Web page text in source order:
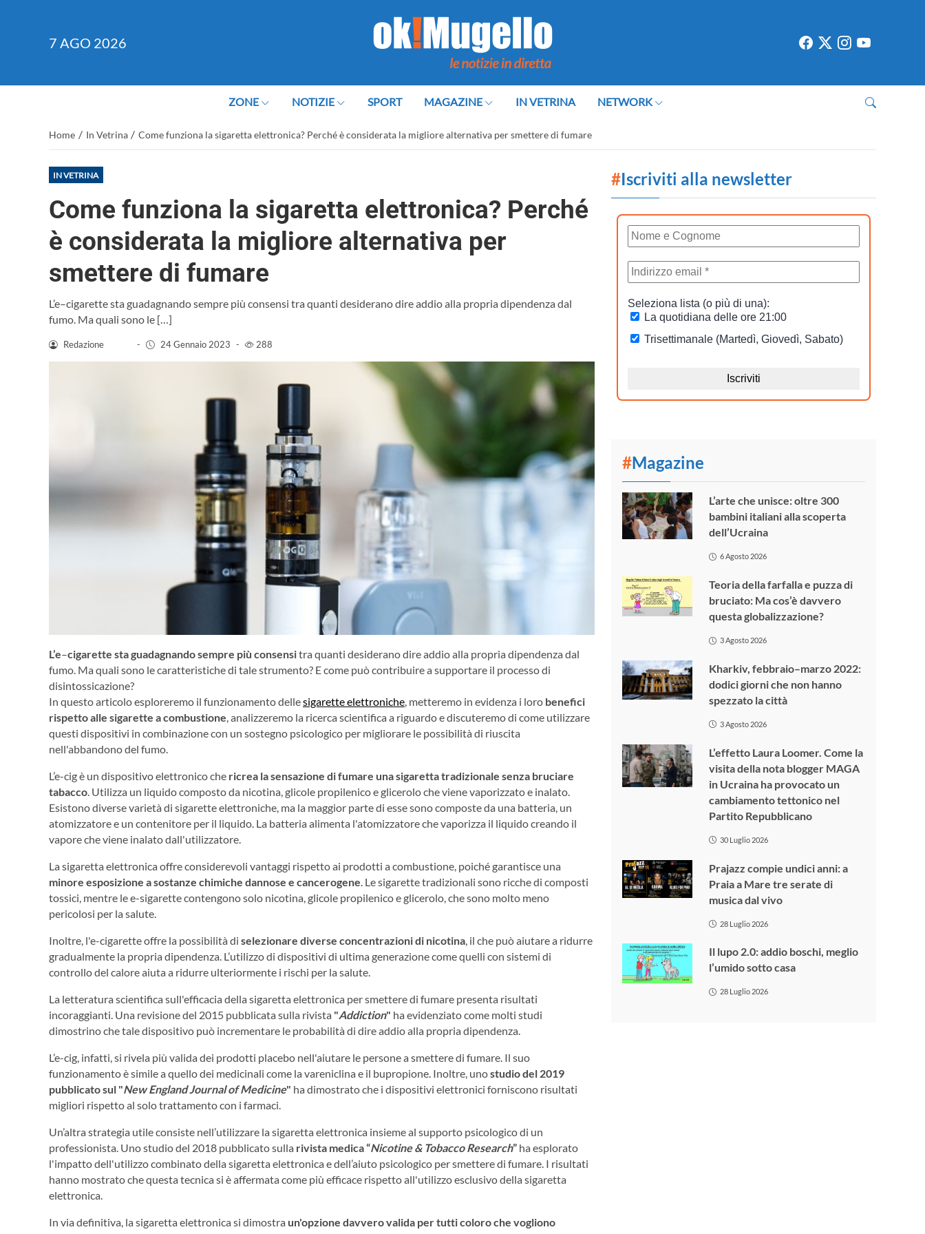
7 AGO 2026
ZONE NOTIZIE SPORT MAGAZINE IN VETRINA NETWORK
Home / In Vetrina / Come funziona la sigaretta elettronica? Perché è considerata la migliore alternativa per smettere di fumare
IN VETRINA
Come funziona la sigaretta elettronica? Perché
è considerata la migliore alternativa per
smettere di fumare
L’e–cigarette sta guadagnando sempre più consensi tra quanti desiderano dire addio alla propria dipendenza dal
fumo. Ma quali sono le […]
Redazione - 24 Gennaio 2023 - 288
L’e–cigarette sta guadagnando sempre più consensitra quanti desiderano dire addio alla propria dipendenza dal
fumo. Ma quali sono le caratteristiche di tale strumento? E come può contribuire a supportare il processo di
disintossicazione?
In questo articolo esploreremo il funzionamento dellesigarette elettroniche , metteremo in evidenza i loro benefici
rispetto alle sigarette a combustione , analizzeremo la ricerca scientifica a riguardo e discuteremo di come utilizzare
questi dispositivi in combinazione con un sostegno psicologico per migliorare le possibilità di riuscita
nell'abbandono del fumo.
L’e-cig è un dispositivo elettronico che ricrea la sensazione di fumare una sigaretta tradizionale senza bruciare
tabacco . Utilizza un liquido composto da nicotina, glicole propilenico e glicerolo che viene vaporizzato e inalato.
Esistono diverse varietà di sigarette elettroniche, ma la maggior parte di esse sono composte da una batteria, un
atomizzatore e un contenitore per il liquido. La batteria alimenta l'atomizzatore che vaporizza il liquido creando il
vapore che viene inalato dall'utilizzatore.
La sigaretta elettronica offre considerevoli vantaggi rispetto ai prodotti a combustione, poiché garantisce una
minore esposizione a sostanze chimiche dannose e cancerogene . Le sigarette tradizionali sono ricche di composti
tossici, mentre le e-sigarette contengono solo nicotina, glicole propilenico e glicerolo, che sono molto meno
pericolosi per la salute.
Inoltre, l'e-cigarette offre la possibilità di selezionare diverse concentrazioni di nicotina , il che può aiutare a ridurre
gradualmente la propria dipendenza. L’utilizzo di dispositivi di ultima generazione come quelli con sistemi di
controllo del calore aiuta a ridurre ulteriormente i rischi per la salute.
La letteratura scientifica sull'efficacia della sigaretta elettronica per smettere di fumare presenta risultati
incoraggianti. Una revisione del 2015 pubblicata sulla rivista "Addiction" ha evidenziato come molti studi
dimostrino che tale dispositivo può incrementare le probabilità di dire addio alla propria dipendenza.
L’e-cig, infatti, si rivela più valida dei prodotti placebo nell'aiutare le persone a smettere di fumare. Il suo
funzionamento è simile a quello dei medicinali come la vareniclina e il bupropione. Inoltre, unostudio del 2019
pubblicato sul "New England Journal of Medicine" ha dimostrato che i dispositivi elettronici forniscono risultati
migliori rispetto al solo trattamento con i farmaci.
Un’altra strategia utile consiste nell’utilizzare la sigaretta elettronica insieme al supporto psicologico di un
professionista. Uno studio del 2018 pubblicato sulla rivista medica “Nicotine & Tobacco Research” ha esplorato
l'impatto dell'utilizzo combinato della sigaretta elettronica e dell’aiuto psicologico per smettere di fumare. I risultati
hanno mostrato che questa tecnica si è affermata come più efficace rispetto all'utilizzo esclusivo della sigaretta
elettronica.
In via definitiva, la sigaretta elettronica si dimostra un'opzione davvero valida per tutti coloro che vogliono
#Iscriviti alla newsletter
#Magazine
L’arte che unisce: oltre 300
bambini italiani alla scoperta
dell’Ucraina
6 Agosto 2026
Teoria della farfalla e puzza di
bruciato: Ma cos’è davvero
questa globalizzazione?
3 Agosto 2026
Kharkiv, febbraio–marzo 2022:
dodici giorni che non hanno
spezzato la città
3 Agosto 2026
L’effetto Laura Loomer. Come la
visita della nota blogger MAGA
in Ucraina ha provocato un
cambiamento tettonico nel
Partito Repubblicano
30 Luglio 2026
Prajazz compie undici anni: a
Praia a Mare tre serate di
musica dal vivo
28 Luglio 2026
Il lupo 2.0: addio boschi, meglio
l’umido sotto casa
28 Luglio 2026